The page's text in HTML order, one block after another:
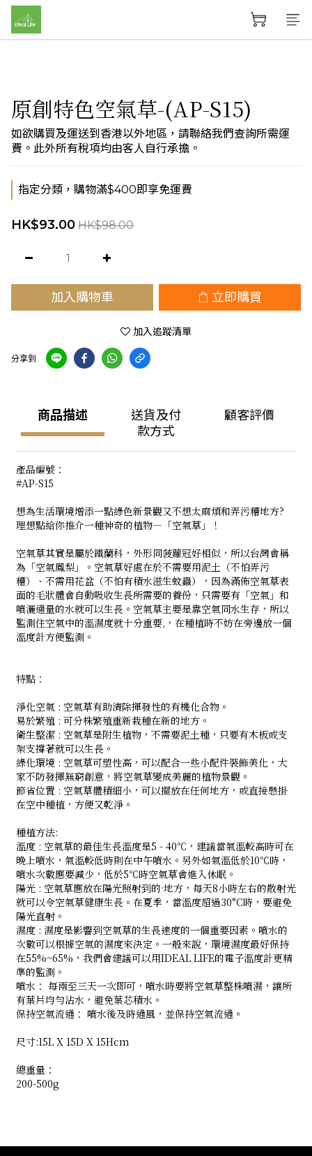
原創特色空氣草-(AP-S15)
如欲購買及運送到香港以外地區，請聯絡我們查詢所需運
費。此外所有稅項均由客人自行承擔。
指定分類，購物滿$400即享免運費
HK$93.00 HK$98.00
加入購物車 立即購買
加入追蹤清單
分享到
商品描述
送貨及付
款方式
顧客評價
產品編號：
#AP-S15
想為生活環境增添一點綠色新景觀又不想太麻煩和弄污糟地方?
理想點給你推介一種神奇的植物—「空氣草」！
空氣草其實是屬於鐵蘭科，外形同菠蘿冠好相似，所以台灣會稱
為「空氣鳳梨」。空氣草好處在於不需要用泥土（不怕弄污
糟）、不需用花盆（不怕有積水滋生蚊蟲），因為滿佈空氣草表
面的毛狀體會自動吸收生長所需要的養份，只需要有「空氣」和
噴灑適量的水就可以生長。空氣草主要是靠空氣同水生存，所以
監測住空氣中的溫濕度就十分重要,，在種植時不妨在旁邊放一個
溫度計方便監測。
特點：
淨化空氣 : 空氣草有助清除揮發性的有機化合物。
易於繁殖 : 可分株繁殖重新栽種在新的地方。
衛生整潔 : 空氣草是附生植物，不需要泥土種，只要有木板或支
架支撐著就可以生長。
綠化環境 : 空氣草可塑性高，可以配合一些小配件裝飾美化，大
家不防發揮無窮創意，將空氣草變成美麗的植物景觀。
節省位置 : 空氣草體積細小，可以擺放在任何地方，或直接懸掛
在空中種植，方便又乾淨。
種植方法:
溫度 : 空氣草的最佳生長溫度是5 - 40℃，建議當氣溫較高時可在
晚上噴水，氣溫較低時則在中午噴水。另外如氣溫低於10℃時，
噴水次數應要減少，低於5℃時空氣草會進入休眠。
陽光 : 空氣草應放在陽光照射到的·地方，每天8小時左右的散射光
就可以令空氣草健康生長。在夏季，當溫度超過30°C時，要避免
陽光直射。
濕度 : 濕度是影響到空氣草的生長速度的一個重要因素。噴水的
次數可以根據空氣的濕度來決定。一般來說，環境濕度最好保持
在55%~65%，我們會建議可以用IDEAL LIFE的電子溫度計更精
準的監測。
噴水： 每兩至三天一次即可，噴水時要將空氣草整株噴濕，讓所
有葉片均勻沾水，避免葉芯積水。
保持空氣流通： 噴水後及時通風，並保持空氣流通。
尺寸:15L X 15D X 15Hcm
總重量：
200-500g